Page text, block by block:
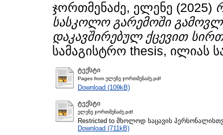
ჯორთმენაძე, ელენე (2025)
სასკოლო გარემოში
დაკავშირებულ ქცევით
სამაგისტრო thesis, ილიას
ტექსტი
Pages from ელენე ჯორთმენაძე.pdf
Download (109kB)
ტექსტი
ელენე ჯორთმენაძე.pdf
Restricted to მხოლოდ საცავის
Download (711kB)